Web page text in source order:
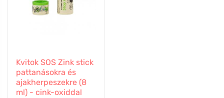
Kvitok SOS Zink stick
pattanásokra és
ajakherpeszekre (8
ml) - cink-oxiddal